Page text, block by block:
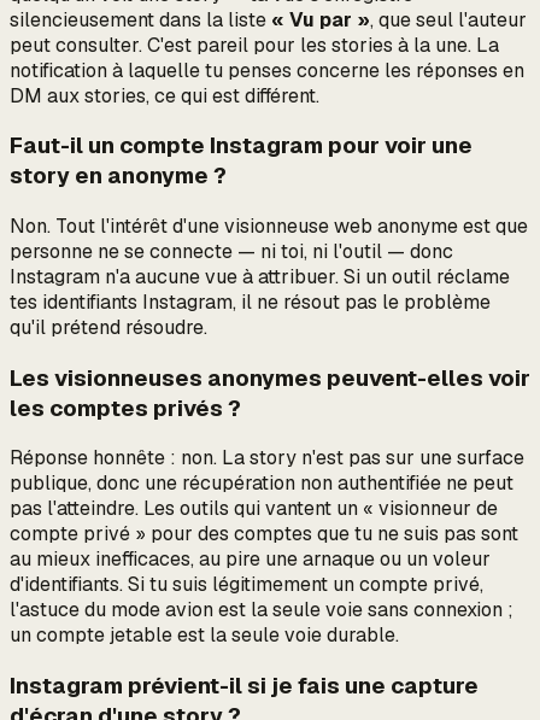
silencieusement dans la liste « Vu par », que seul l'auteur
peut consulter. C'est pareil pour les stories à la une. La
notification à laquelle tu penses concerne les réponses en
DM aux stories, ce qui est différent.
Faut-il un compte Instagram pour voir une
story en anonyme ?
Non. Tout l'intérêt d'une visionneuse web anonyme est que
personne ne se connecte — ni toi, ni l'outil — donc
Instagram n'a aucune vue à attribuer. Si un outil réclame
tes identifiants Instagram, il ne résout pas le problème
qu'il prétend résoudre.
Les visionneuses anonymes peuvent-elles voir
les comptes privés ?
Réponse honnête : non. La story n'est pas sur une surface
publique, donc une récupération non authentifiée ne peut
pas l'atteindre. Les outils qui vantent un « visionneur de
compte privé » pour des comptes que tu ne suis pas sont
au mieux inefficaces, au pire une arnaque ou un voleur
d'identifiants. Si tu suis légitimement un compte privé,
l'astuce du mode avion est la seule voie sans connexion ;
un compte jetable est la seule voie durable.
Instagram prévient-il si je fais une capture